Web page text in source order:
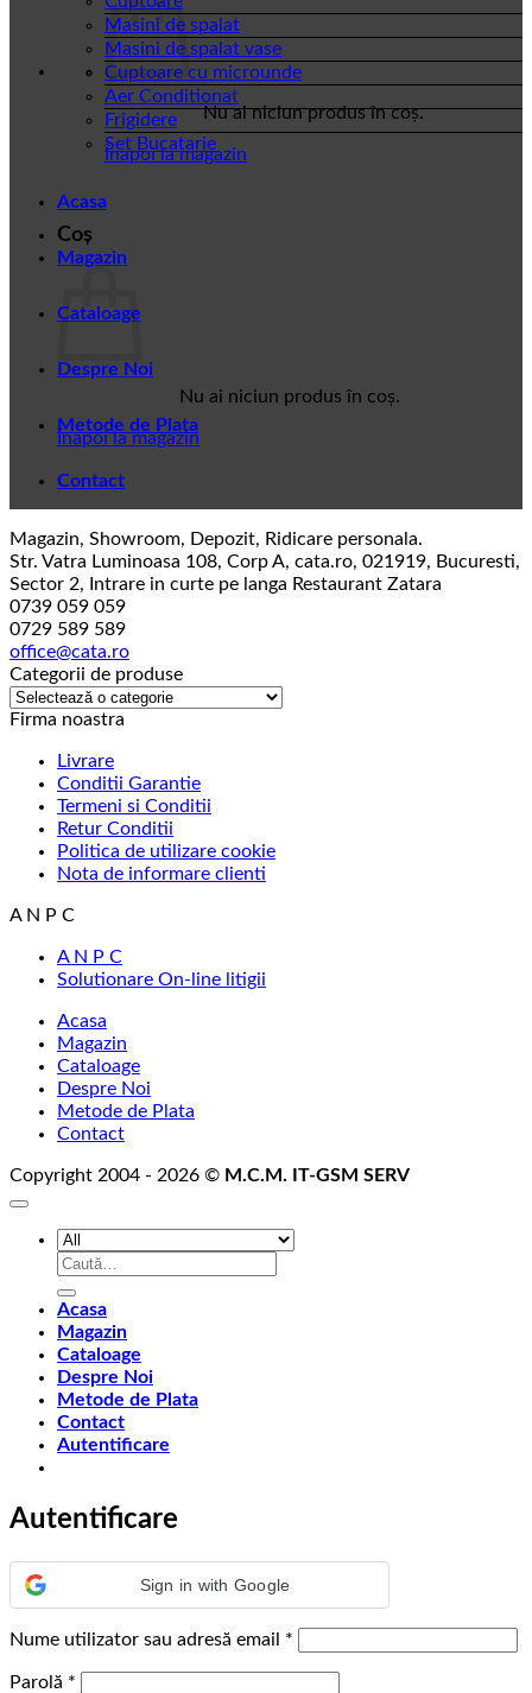
Nu ai niciun produs în coș.
Înapoi la magazin
Coș
Nu ai niciun produs în coș.
Înapoi la magazin
Masini de spalat
Masini de spalat vase
Cuptoare cu microunde
Aer Conditionat
Frigidere
Set Bucatarie
Acasa
Magazin
Cataloage
Despre Noi
Metode de Plata
Contact
Magazin, Showroom, Depozit, Ridicare personala.
Str. Vatra Luminoasa 108, Corp A, cata.ro, 021919, Bucuresti,
Sector 2, Intrare in curte pe langa Restaurant Zatara
0739 059 059
0729 589 589
office@cata.ro
Categorii de produse
Firma noastra
Livrare
Conditii Garantie
Termeni si Conditii
Retur Conditii
Politica de utilizare cookie
Nota de informare clienti
A N P C
A N P C
Solutionare On-line litigii
Acasa
Magazin
Cataloage
Despre Noi
Metode de Plata
Contact
Copyright 2004 - 2026 © M.C.M. IT-GSM SERV
Caută
Acasa
Magazin
Cataloage
Despre Noi
Metode de Plata
Contact
Autentificare
Autentificare
Sign in with Google
Nume utilizator sau adresă email *
Parolă *